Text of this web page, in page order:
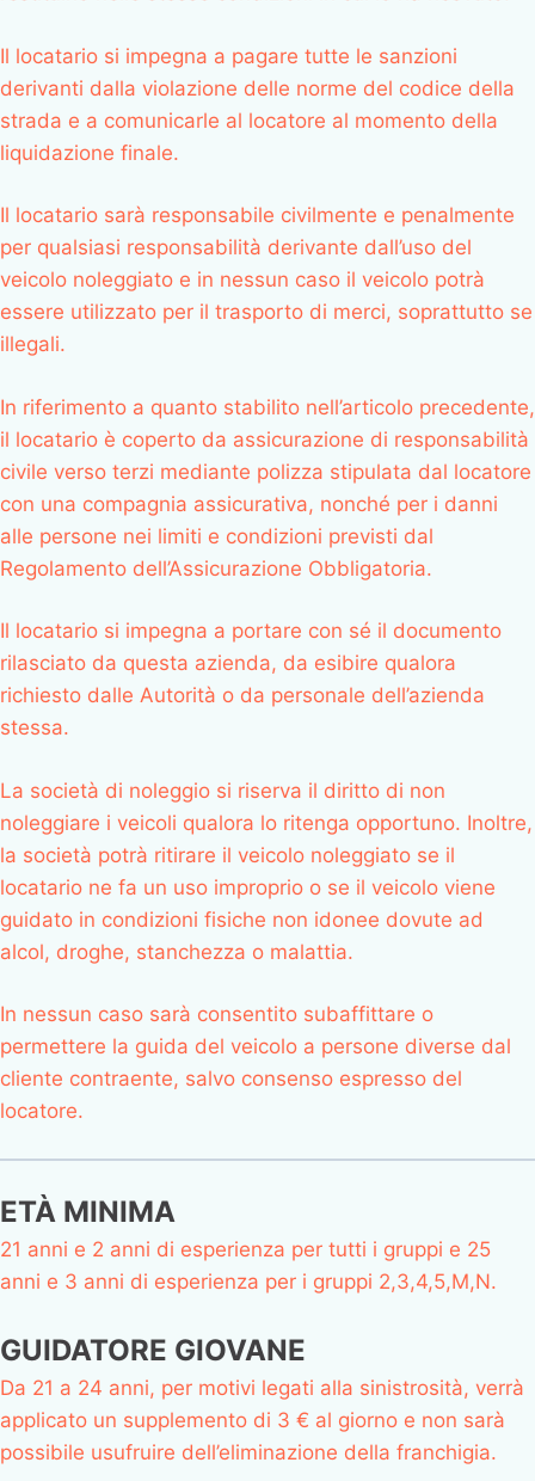
Il locatario si impegna a pagare tutte le sanzioni
derivanti dalla violazione delle norme del codice della
strada e a comunicarle al locatore al momento della
liquidazione finale.
Il locatario sarà responsabile civilmente e penalmente
per qualsiasi responsabilità derivante dall’uso del
veicolo noleggiato e in nessun caso il veicolo potrà
essere utilizzato per il trasporto di merci, soprattutto se
illegali.
In riferimento a quanto stabilito nell’articolo precedente,
il locatario è coperto da assicurazione di responsabilità
civile verso terzi mediante polizza stipulata dal locatore
con una compagnia assicurativa, nonché per i danni
alle persone nei limiti e condizioni previsti dal
Regolamento dell’Assicurazione Obbligatoria.
Il locatario si impegna a portare con sé il documento
rilasciato da questa azienda, da esibire qualora
richiesto dalle Autorità o da personale dell’azienda
stessa.
La società di noleggio si riserva il diritto di non
noleggiare i veicoli qualora lo ritenga opportuno. Inoltre,
la società potrà ritirare il veicolo noleggiato se il
locatario ne fa un uso improprio o se il veicolo viene
guidato in condizioni fisiche non idonee dovute ad
alcol, droghe, stanchezza o malattia.
In nessun caso sarà consentito subaffittare o
permettere la guida del veicolo a persone diverse dal
cliente contraente, salvo consenso espresso del
locatore.
ETÀ MINIMA
21 anni e 2 anni di esperienza per tutti i gruppi e 25
anni e 3 anni di esperienza per i gruppi 2,3,4,5,M,N.
GUIDATORE GIOVANE
Da 21 a 24 anni, per motivi legati alla sinistrosità, verrà
applicato un supplemento di 3 € al giorno e non sarà
possibile usufruire dell’eliminazione della franchigia.